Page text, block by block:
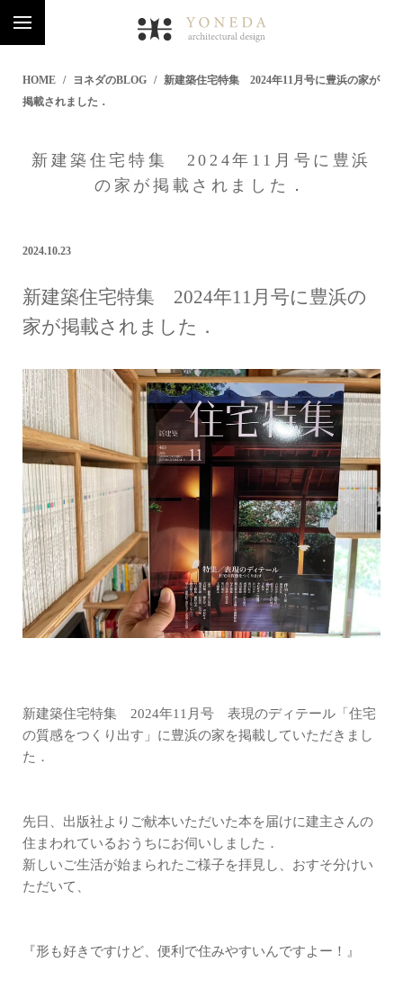
HOME ヨネダのBLOG
新建築住宅特集 2024年11月号に豊浜の家が
掲載されました．
新建築住宅特集 2024年11月号に豊浜
の家が掲載されました．
2024.10.23
新建築住宅特集 2024年11月号に豊浜の
家が掲載されました．
新建築住宅特集 2024年11月号 表現のディテール「住宅
の質感をつくり出す」に豊浜の家を掲載していただきまし
た．
先日、出版社よりご献本いただいた本を届けに建主さんの
住まわれているおうちにお伺いしました．
新しいご生活が始まられたご様子を拝見し、おすそ分けい
ただいて、
『形も好きですけど、便利で住みやすいんですよー！』